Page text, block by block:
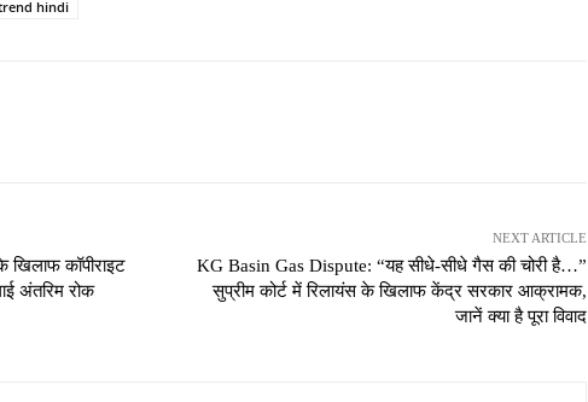
hindi
खिलाफ कॉपीराइट
अंतरिम रोक
NEXT ARTICLE
KG Basin Gas Dispute: “यह सीधे-सीधे गैस की चोरी है…”
सुप्रीम कोर्ट में रिलायंस के खिलाफ केंद्र सरकार आक्रामक,
जानें क्या है पूरा विवाद